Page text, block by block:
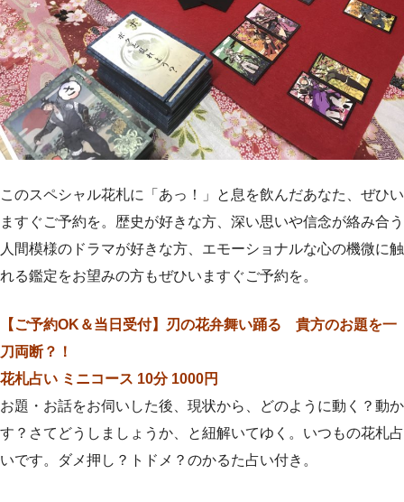
このスペシャル花札に「あっ！」と息を飲んだあなた、ぜひい
ますぐご予約を。歴史が好きな方、深い思いや信念が絡み合う
人間模様のドラマが好きな方、エモーショナルな心の機微に触
れる鑑定をお望みの方もぜひいますぐご予約を。
【ご予約OK＆当日受付】
刃の花弁舞い踊る 貴方のお題を一
刀両断？！
花札占い ミニコース 10分 1000円
お題・お話をお伺いした後、現状から、どのように動く？動か
す？さてどうしましょうか、と紐解いてゆく。いつもの花札占
いです。ダメ押し？トドメ？のかるた占い付き。